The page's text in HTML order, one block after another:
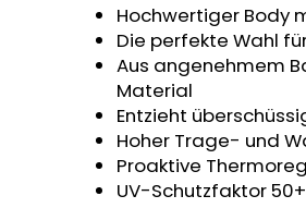
Hochwertiger Body
Die perfekte Wahl
Aus angenehmem
Material
Entzieht
Hoher Trage- und
Proaktive
UV-Schutzfaktor 50+